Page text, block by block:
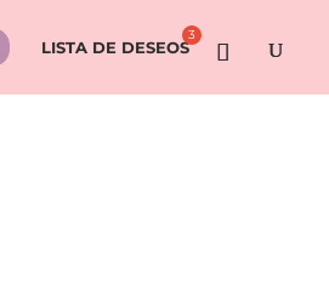
LISTA DE DESEOS